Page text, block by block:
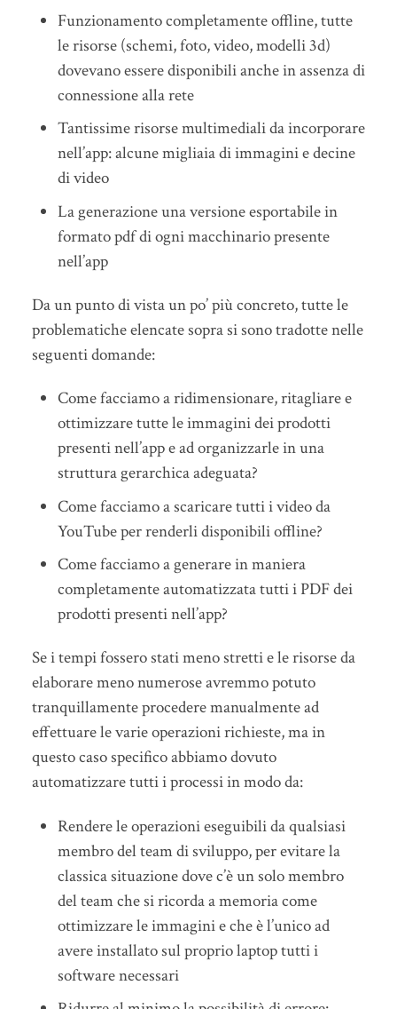
Funzionamento completamente offline, tutte
le risorse (schemi, foto, video, modelli 3d)
dovevano essere disponibili anche in assenza di
connessione alla rete
Tantissime risorse multimediali da incorporare
nell’app: alcune migliaia di immagini e decine
di video
La generazione una versione esportabile in
formato pdf di ogni macchinario presente
nell’app
Da un punto di vista un po’ più concreto, tutte le
problematiche elencate sopra si sono tradotte nelle
seguenti domande:
Come facciamo a ridimensionare, ritagliare e
ottimizzare tutte le immagini dei prodotti
presenti nell’app e ad organizzarle in una
struttura gerarchica adeguata?
Come facciamo a scaricare tutti i video da
YouTube per renderli disponibili offline?
Come facciamo a generare in maniera
completamente automatizzata tutti i PDF dei
prodotti presenti nell’app?
Se i tempi fossero stati meno stretti e le risorse da
elaborare meno numerose avremmo potuto
tranquillamente procedere manualmente ad
effettuare le varie operazioni richieste, ma in
questo caso specifico abbiamo dovuto
automatizzare tutti i processi in modo da:
Rendere le operazioni eseguibili da qualsiasi
membro del team di sviluppo, per evitare la
classica situazione dove c’è un solo membro
del team che si ricorda a memoria come
ottimizzare le immagini e che è l’unico ad
avere installato sul proprio laptop tutti i
software necessari